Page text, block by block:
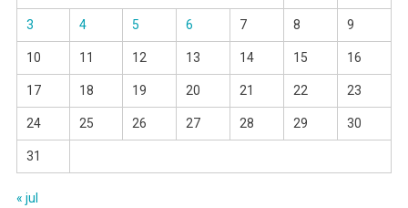
3 4 5 6 7 8 9
10 11 12 13 14 15 16
17 18 19 20 21 22 23
24 25 26 27 28 29 30
31
« jul